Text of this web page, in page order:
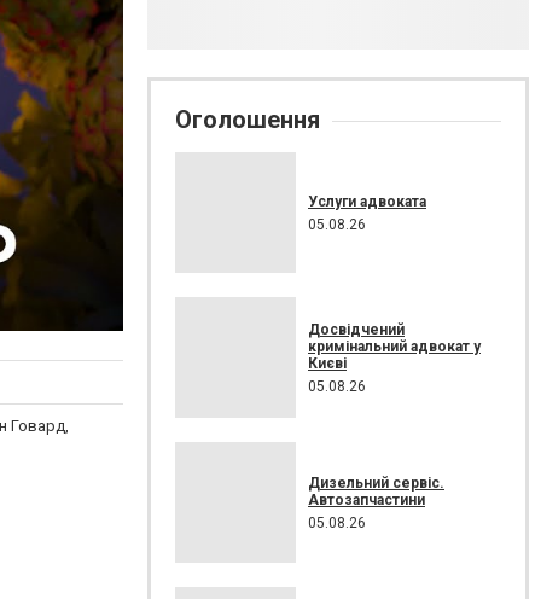
Говард,
Оголошення
Услуги адвоката
05.08.26
Досвідчений
кримінальний адвокат у
Києві
05.08.26
Дизельний сервіс.
Автозапчастини
05.08.26